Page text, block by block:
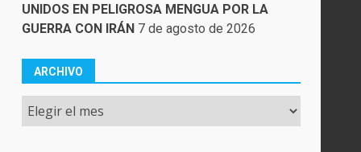
UNIDOS EN PELIGROSA MENGUA POR LA
GUERRA CON IRÁN 7 de agosto de 2026
ARCHIVO
Archivo